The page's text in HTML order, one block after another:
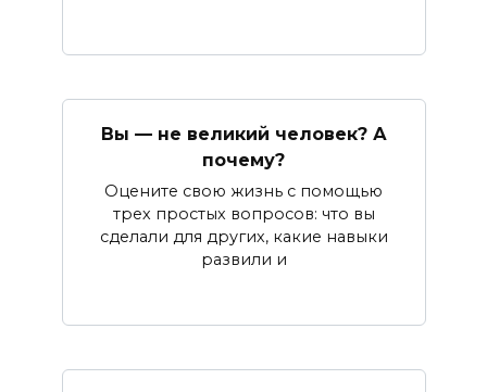
Вы — не великий человек? А
почему?
Оцените свою жизнь с помощью
трех простых вопросов: что вы
сделали для других, какие навыки
развили и